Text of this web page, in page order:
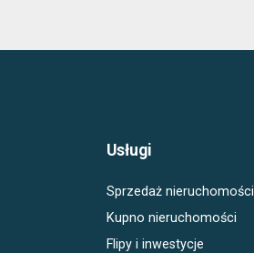
Usługi
Sprzedaż nieruchomości
Kupno nieruchomości
Flipy i inwestycje